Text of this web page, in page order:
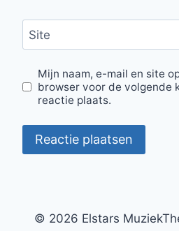
Site
Mijn naam, e-mail en site
browser voor de volgende
reactie plaats.
© 2026 Elstars